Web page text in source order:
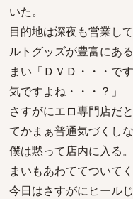
いた。
目的地は深夜も営業し
ルトグッズが豊富にあ
まい「ＤＶＤ・・・で
気ですよね・・・？」
さすがにエロ専門店だ
てかまぁ普通気づくし
僕は黙って店内に入る。
まいもあわててついてく
今日はさすがにヒール